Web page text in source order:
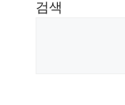
검색